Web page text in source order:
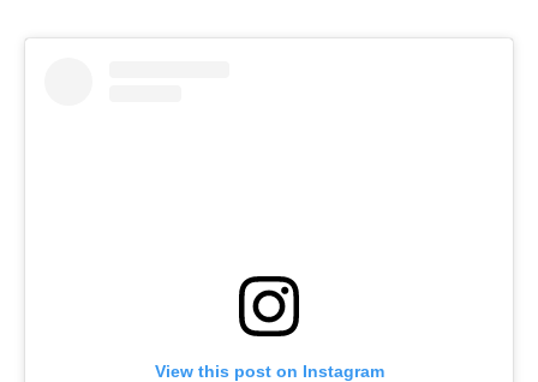
View this post on Instagram